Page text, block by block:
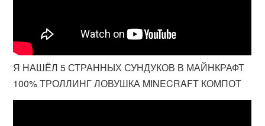
Я НАШЁЛ 5 СТРАННЫХ СУНДУКОВ В МАЙНКРАФТ
100% ТРОЛЛИНГ ЛОВУШКА MINECRAFT КОМПОТ